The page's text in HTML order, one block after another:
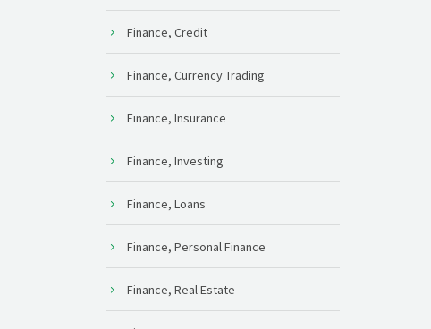
Finance, Credit
Finance, Currency Trading
Finance, Insurance
Finance, Investing
Finance, Loans
Finance, Personal Finance
Finance, Real Estate